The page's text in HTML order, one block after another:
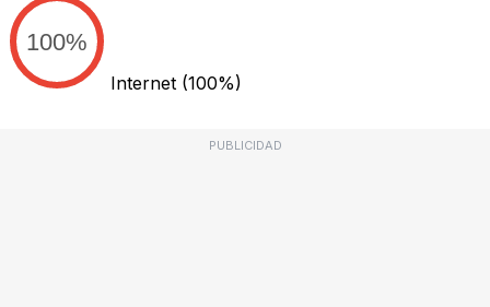
100%
Internet (100%)
PUBLICIDAD